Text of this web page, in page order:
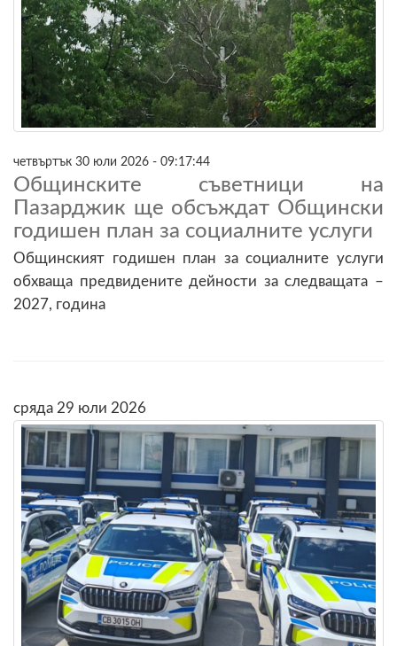
четвъртък 30 юли 2026 - 09:17:44
Общинските съветници на
Пазарджик ще обсъждат Общински
годишен план за социалните услуги
Общинският годишен план за социалните услуги
обхваща предвидените дейности за следващата –
2027, година
сряда 29 юли 2026